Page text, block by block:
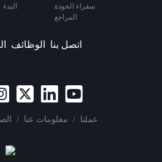
البدء
سفراء الجودة
المراجع
الوظائف اتصل بنا
/ معلومات عنا / عملنا